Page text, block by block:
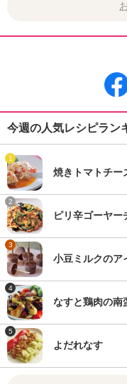
今週の人気レシピラン
1
焼きトマトチー
2
ピリ辛ゴーヤー
3
小豆ミルクのア
4
なすと鶏肉の南
5
よだれなす